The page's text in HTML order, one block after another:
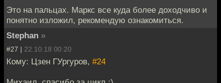
Это на пальцах. Маркс все куда более доходчиво и
понятно изложил, рекомендую ознакомиться.
Stephan »
#27 | 22.10.18 00:20
Кому: Цзен ГУргуров, #24